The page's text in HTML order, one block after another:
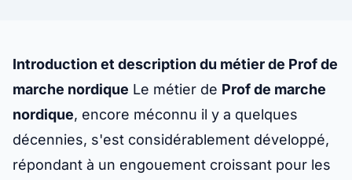
Introduction et description du métier de Prof de
marche nordique Le métier de Prof de marche
nordique, encore méconnu il y a quelques
décennies, s'est considérablement développé,
répondant à un engouement croissant pour les